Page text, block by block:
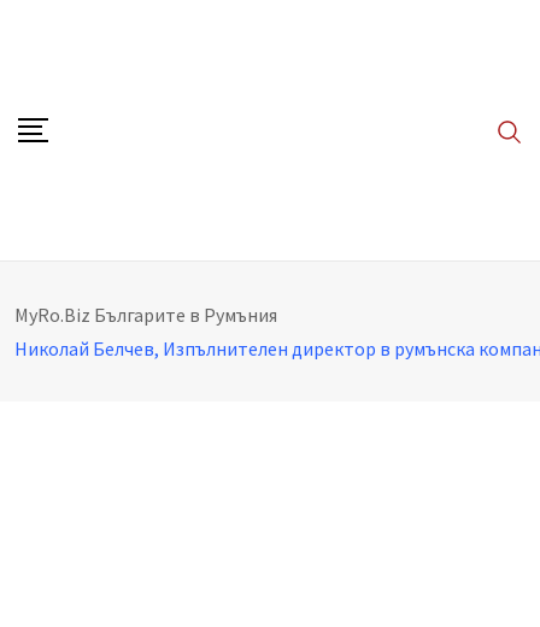
MyRo.Biz Българите в Румъния